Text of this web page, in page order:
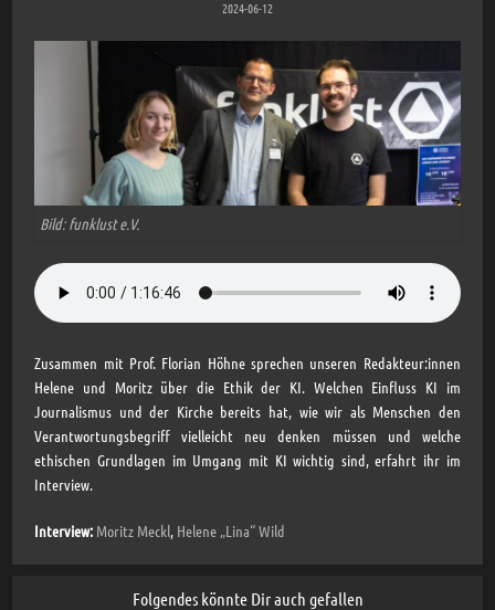
2024-06-12
Bild: funklust e.V.
Zusammen mit Prof. Florian Höhne sprechen unseren Redakteur:innen
Helene und Moritz über die Ethik der KI. Welchen Einfluss KI im
Journalismus und der Kirche bereits hat, wie wir als Menschen den
Verantwortungsbegriff vielleicht neu denken müssen und welche
ethischen Grundlagen im Umgang mit KI wichtig sind, erfahrt ihr im
Interview.
Interview: Moritz Meckl Helene „Lina“ Wild
Folgendes könnte Dir auch gefallen